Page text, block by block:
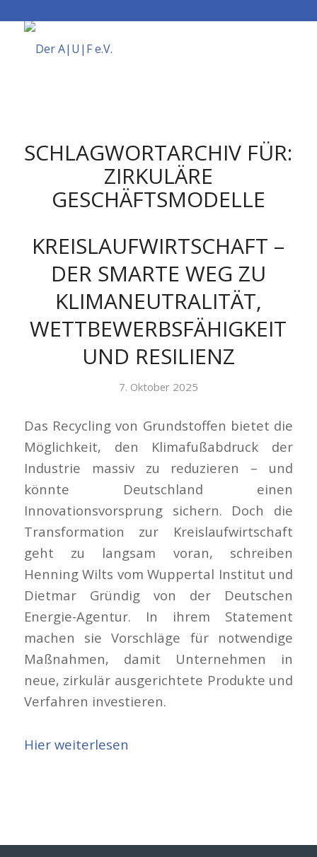
SCHLAGWORTARCHIV FÜR:
ZIRKULÄRE
GESCHÄFTSMODELLE
KREISLAUFWIRTSCHAFT –
DER SMARTE WEG ZU
KLIMANEUTRALITÄT,
WETTBEWERBSFÄHIGKEIT
UND RESILIENZ
7. Oktober 2025
Das Recycling von Grundstoffen bietet die
Möglichkeit, den Klimafußabdruck der
Industrie massiv zu reduzieren – und
könnte Deutschland einen
Innovationsvorsprung sichern. Doch die
Transformation zur Kreislaufwirtschaft
geht zu langsam voran, schreiben
Henning Wilts vom Wuppertal Institut und
Dietmar Gründig von der Deutschen
Energie-Agentur. In ihrem Statement
machen sie Vorschläge für notwendige
Maßnahmen, damit Unternehmen in
neue, zirkulär ausgerichtete Produkte und
Verfahren investieren.
Hier weiterlesen